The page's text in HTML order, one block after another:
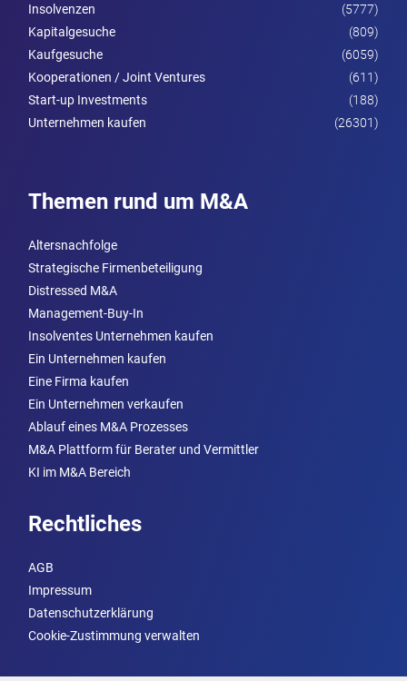
Insolvenzen
(5777)
Kapitalgesuche
(809)
Kaufgesuche
(6059)
Kooperationen / Joint Ventures
(611)
Start-up Investments
(188)
Unternehmen kaufen
(26301)
Themen rund um M&A
Altersnachfolge
Strategische Firmenbeteiligung
Distressed M&A
Management-Buy-In
Insolventes Unternehmen kaufen
Ein Unternehmen kaufen
Eine Firma kaufen
Ein Unternehmen verkaufen
Ablauf eines M&A Prozesses
M&A Plattform für Berater und Vermittler
KI im M&A Bereich
Rechtliches
AGB
Impressum
Datenschutzerklärung
Cookie-Zustimmung verwalten